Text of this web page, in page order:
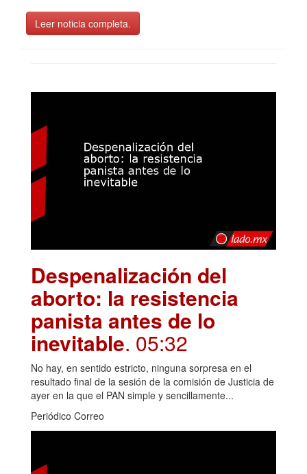
Leer noticia completa.
Despenalización del
aborto: la resistencia
panista antes de lo
inevitable. 05:32
No hay, en sentido estricto, ninguna sorpresa en el
resultado final de la sesión de la comisión de Justicia de
ayer en la que el PAN simple y sencillamente...
Periódico Correo